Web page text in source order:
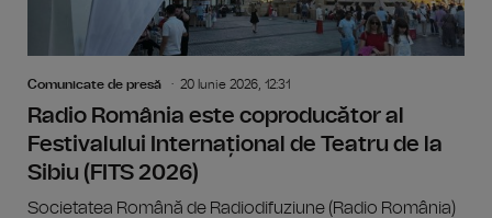
Comunicate de presă 20 Iunie 2026, 12:31
Radio România este coproducător al
Festivalului Internațional de Teatru de la
Sibiu (FITS 2026)
Societatea Română de Radiodifuziune (Radio România)